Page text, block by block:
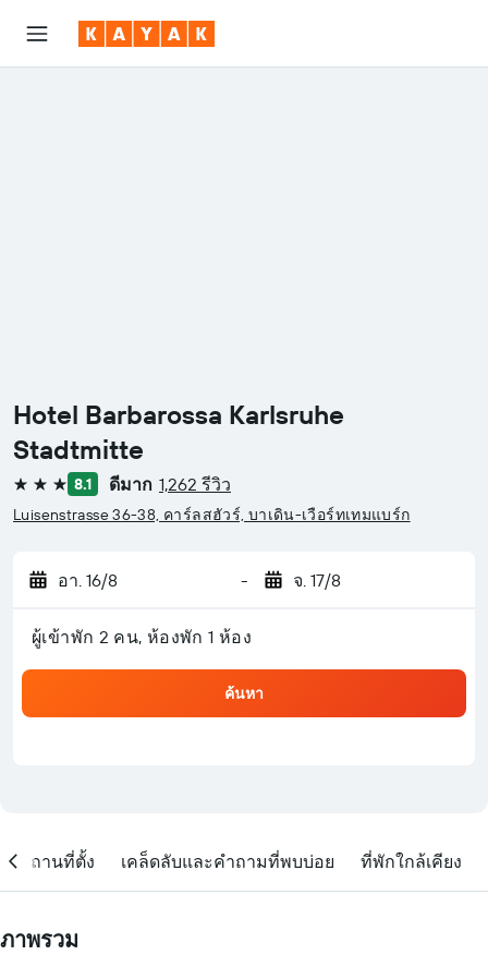
Hotel Barbarossa Karlsruhe
Stadtmitte
3 ดาว 8.1 ดีมาก 1,262 รีวิว
Luisenstrasse 36-38, คาร์ลสฮัวร์, บาเดิน-เวือร์ทเทมแบร์ก
อา. 16/8 - จ. 17/8
ผู้เข้าพัก 2 คน, ห้องพัก 1 ห้อง
ค้นหา
สถานที่ตั้ง เคล็ดลับและคำถามที่พบบ่อย ที่พักใกล้เคียง
ภาพรวม